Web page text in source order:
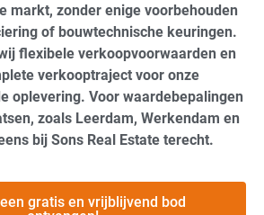
markt, zonder enige voorbehouden
of bouwtechnische keuringen.
flexibele verkoopvoorwaarden en
verkooptraject voor onze
oplevering. Voor waardebepalingen
zoals Leerdam, Werkendam en
bij Sons Real Estate terecht.
gratis en vrijblijvend bod